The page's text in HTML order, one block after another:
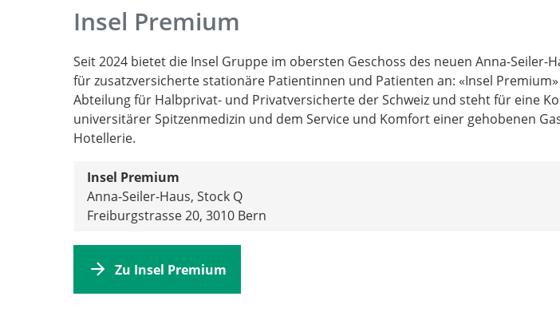
Insel Premium
Seit 2024 bietet die Insel Gruppe im obersten Geschoss des neuen Anna-Seiler-
für zusatzversicherte stationäre Patientinnen und Patienten an: «Insel
Abteilung für Halbprivat- und Privatversicherte der Schweiz und steht für eine
universitärer Spitzenmedizin und dem Service und Komfort einer gehobenen
Hotellerie.
Insel Premium
Anna-Seiler-Haus, Stock Q
Freiburgstrasse 20, 3010 Bern
Zu Insel Premium